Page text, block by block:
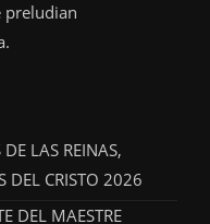
preludian
LAS REINAS,
DEL CRISTO 2026
DEL MAESTRE